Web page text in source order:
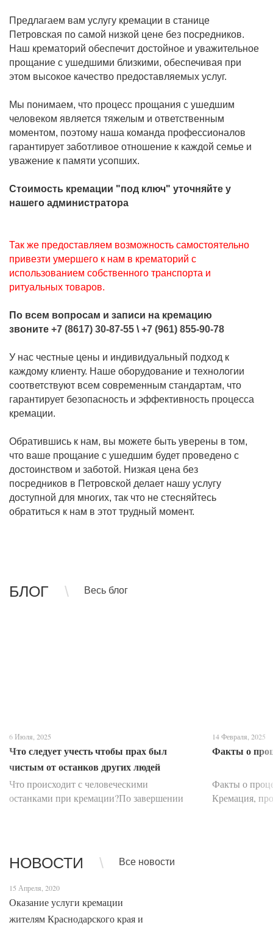
Предлагаем вам услугу кремации в станице
Петровская по самой низкой цене без посредников.
Наш крематорий обеспечит достойное и уважительное
прощание с ушедшими близкими, обеспечивая при
этом высокое качество предоставляемых услуг.
Мы понимаем, что процесс прощания с ушедшим
человеком является тяжелым и ответственным
моментом, поэтому наша команда профессионалов
гарантирует заботливое отношение к каждой семье и
уважение к памяти усопших.
Стоимость кремации "под ключ" уточняйте у
нашего администратора
Так же предоставляем возможность самостоятельно
привезти умершего к нам в крематорий с
использованием собственного транспорта и
ритуальных товаров.
По всем вопросам и записи на кремацию
звоните +7 (8617) 30-87-55 \ +7 (961) 855-90-78
У нас честные цены и индивидуальный подход к
каждому клиенту. Наше оборудование и технологии
соответствуют всем современным стандартам, что
гарантирует безопасность и эффективность процесса
кремации.
Обратившись к нам, вы можете быть уверены в том,
что ваше прощание с ушедшим будет проведено с
достоинством и заботой. Низкая цена без
посредников в Петровской делает нашу услугу
доступной для многих, так что не стесняйтесь
обратиться к нам в этот трудный момент.
БЛОГ Весь блог
6 Июля, 2025
Что следует учесть чтобы прах был
чистым от останков других людей
Что происходит с человеческими
останками при кремации?По завершении
14 Февраля, 2025
Факты о
Факты о
Кремация,
НОВОСТИ Все новости
15 Апреля, 2020
Оказание услуги кремации
жителям Краснодарского края и